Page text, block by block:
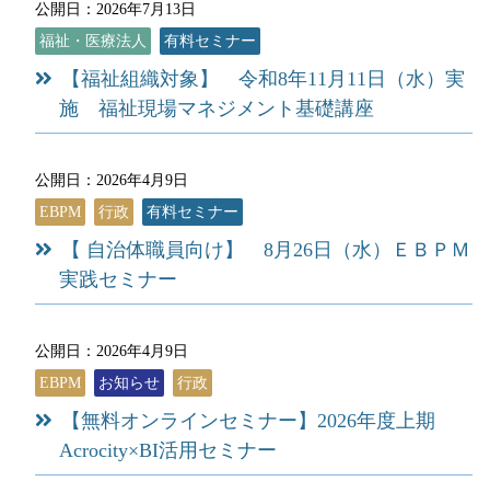
公開日：2026年7月13日
福祉・医療法人
有料セミナー
【福祉組織対象】 令和8年11月11日（水）実
施 福祉現場マネジメント基礎講座
公開日：2026年4月9日
EBPM
行政 有料セミナー
【 自治体職員向け】 8月26日（水）ＥＢＰＭ
実践セミナー
公開日：2026年4月9日
EBPM
お知らせ 行政
【無料オンラインセミナー】2026年度上期
Acrocity×BI活用セミナー